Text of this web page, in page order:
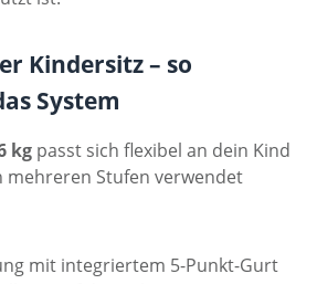
Kindersitz – so
System
kg passt sich flexibel an dein Kind
mehreren Stufen verwendet
mit integriertem 5-Punkt-Gurt